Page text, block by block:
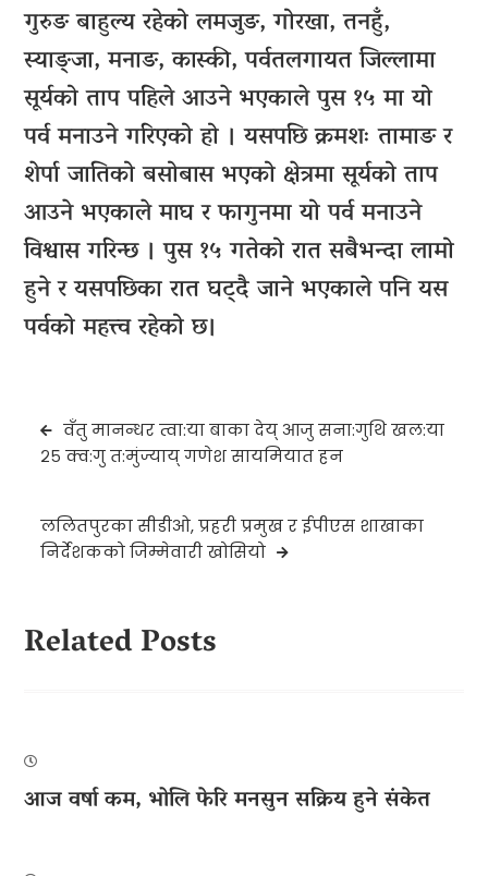
गुरुङ बाहुल्य रहेको लमजुङ, गोरखा, तनहुँ,
स्याङ्जा, मनाङ, कास्की, पर्वतलगायत जिल्लामा
सूर्यको ताप पहिले आउने भएकाले पुस १५ मा यो
पर्व मनाउने गरिएको हो । यसपछि क्रमशः तामाङ र
शेर्पा जातिको बसोबास भएको क्षेत्रमा सूर्यको ताप
आउने भएकाले माघ र फागुनमा यो पर्व मनाउने
विश्वास गरिन्छ । पुस १५ गतेको रात सबैभन्दा लामो
हुने र यसपछिका रात घट्दै जाने भएकाले पनि यस
पर्वको महत्त्व रहेको छ।
Post
navigation
वँतु मानन्धर त्वा:या बाका देय् आजु सना:गुथि खल:या
२५ क्व:गु त:मुंज्याय् गणेश सायमियात हन
ललितपुरका सीडीओ, प्रहरी प्रमुख र ईपीएस शाखाका
निर्देशकको जिम्मेवारी खोसियो
Related Posts
आज वर्षा कम, भोलि फेरि मनसुन सक्रिय हुने संकेत